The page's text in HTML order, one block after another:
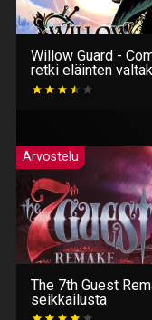
Willow Guard -
retki eläinten
Arvostelu
The 7th Guest
seikkailusta